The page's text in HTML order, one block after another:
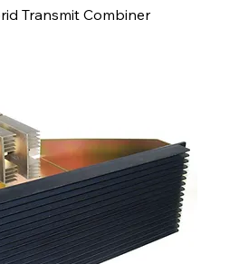
Transmit Combiner